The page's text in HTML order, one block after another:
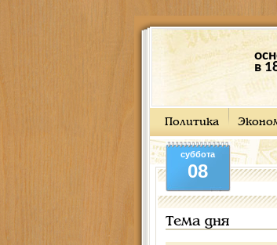
в
Политика
суббота
08
Тема дня